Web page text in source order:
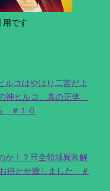
用です
ルコはやはり二宮だよ
神ヒルコ、真の正体
＃１０
か！？⛩全領域異常解
待たせ致しました ＃